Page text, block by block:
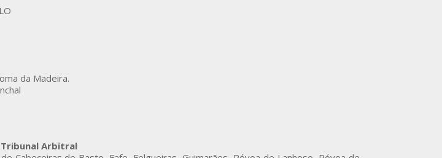
da Madeira.
Arbitral